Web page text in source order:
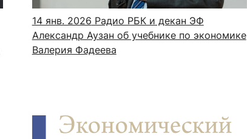
14 янв. 2026 Радио РБК и декан ЭФ
Александр Аузан об учебнике по экономике
Валерия Фадеева